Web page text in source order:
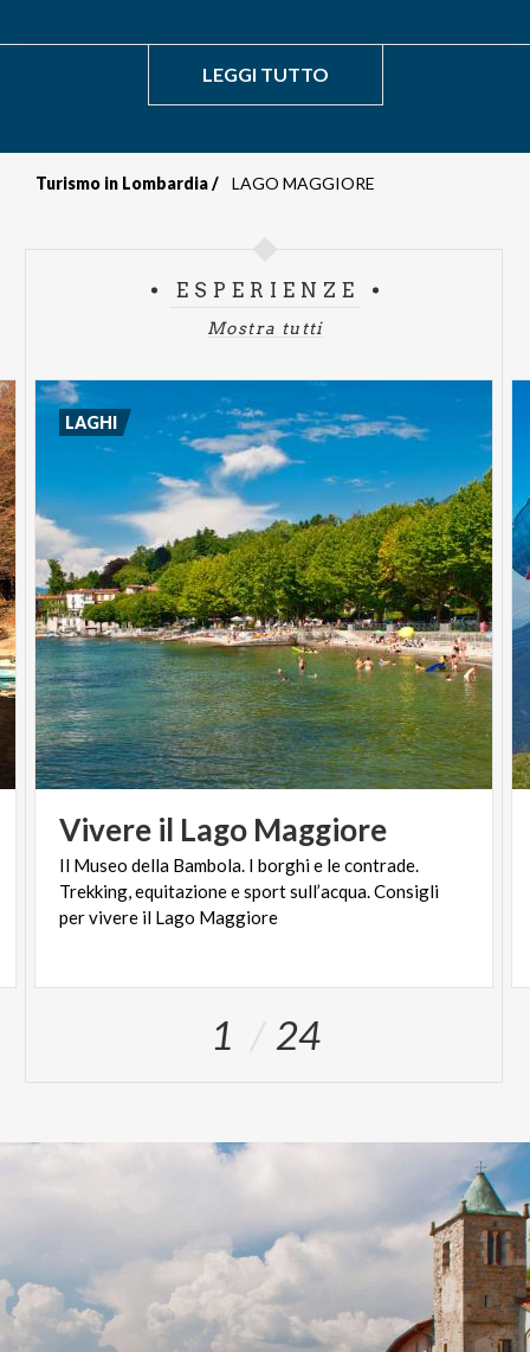
LEGGI TUTTO
Turismo in Lombardia LAGO MAGGIORE
ESPERIENZE
Mostra tutti
Vivere il Lago Maggiore
Il Museo della Bambola. I borghi e le contrade.
Trekking, equitazione e sport sull’acqua. Consigli
per vivere il Lago Maggiore
LAGHI
1 24